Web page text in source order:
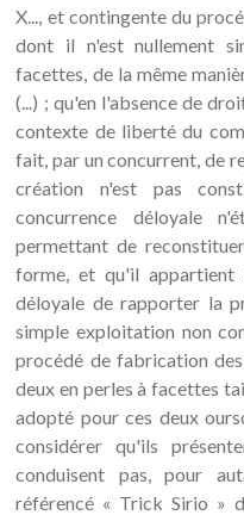
X..., et contingente du
dont il n'est nullement
facettes, de la même
(...) ; qu'en l'absence de
contexte de liberté du
fait, par un concurrent, de
création n'est pas
concurrence déloyale
permettant de
forme, et qu'il appartient
déloyale de rapporter la
simple exploitation non
procédé de fabrication
deux en perles à facettes
adopté pour ces deux
considérer qu'ils
conduisent pas, pour
référencé « Trick Sirio »